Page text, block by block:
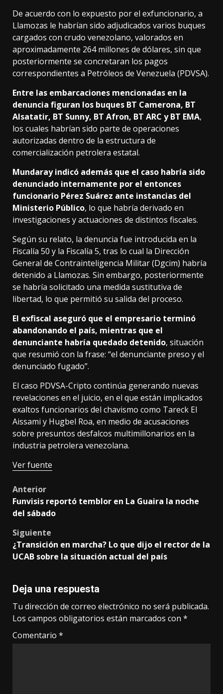
De acuerdo con lo expuesto por el exfuncionario, a
Llamozas le habrían sido adjudicados varios buques
cargados con crudo venezolano, valorados en
aproximadamente 264 millones de dólares, sin que
posteriormente se concretaran los pagos
correspondientes a Petróleos de Venezuela (PDVSA).
Entre las embarcaciones mencionadas en la
denuncia figuran los buques BT Camerona, BT
Alsatatir, BT Sunny, BT Afron, BT ARC y BT EMA,
los cuales habrían sido parte de operaciones
autorizadas dentro de la estructura de
comercialización petrolera estatal.
Mundaray indicó además que el caso habría sido
denunciado internamente por el entonces
funcionario Pérez Suárez ante instancias del
Ministerio Público, lo que habría derivado en
investigaciones y actuaciones de distintos fiscales.
Según su relato, la denuncia fue introducida en la
Fiscalía 50 y la Fiscalía 5, tras lo cual la Dirección
General de Contrainteligencia Militar (Dgcim) habría
detenido a Llamozas. Sin embargo, posteriormente
se habría solicitado una medida sustitutiva de
libertad, lo que permitió su salida del proceso.
El exfiscal aseguró que el empresario terminó
abandonando el país, mientras que el
denunciante habría quedado detenido, situación
que resumió con la frase: “el denunciante preso y el
denunciado fugado”.
El caso PDVSA-Cripto continúa generando nuevas
revelaciones en el juicio, en el que están implicados
exaltos funcionarios del chavismo como Tareck El
Aissami y Hugbel Roa, en medio de acusaciones
sobre presuntos desfalcos multimillonarios en la
industria petrolera venezolana.
Ver fuente
Post
navigation
Anterior
Funvisis reportó temblor en La Guaira la noche
del sábado
Siguiente
¿Transición en marcha? Lo que dijo el rector de la
UCAB sobre la situación actual del país
Deja una respuesta
Tu dirección de correo electrónico no será publicada.
Los campos obligatorios están marcados con *
Comentario *